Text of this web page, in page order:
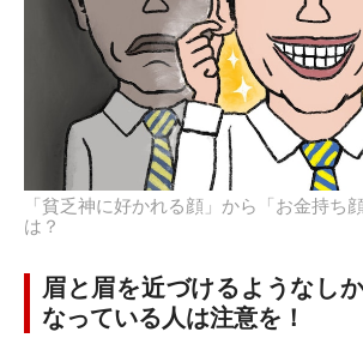
「貧乏神に好かれる顔」から「お金持ち
は？
眉と眉を近づけるようなし
なっている人は注意を！